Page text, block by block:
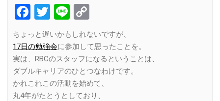
Facebook
Twitter
Line
Link
ちょっと遅いかもしれないですが、
17日の勉強会に参加して思ったことを。
実は、RBCのスタッフになるということは、
ダブルキャリアのひとつなわけです。
かれこれこの活動を始めて、
丸4年がたとうとしており、